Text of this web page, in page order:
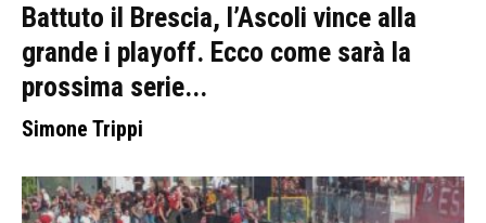
Battuto il Brescia, l’Ascoli vince alla
grande i playoff. Ecco come sarà la
prossima serie...
Simone Trippi